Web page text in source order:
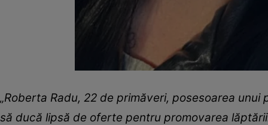
„Roberta Radu, 22 de primăveri, posesoarea
să ducă lipsă de oferte pentru promovarea